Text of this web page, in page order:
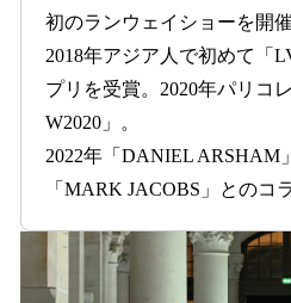
初のランウェイショーを開催
2018年アジア人で初めて「
プリを受賞。2020年パリコ
W2020」。
2022年「DANIEL ARSHAM
「MARK JACOBS」とのコ